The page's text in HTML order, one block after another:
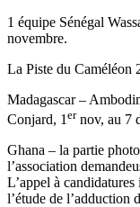
1 équipe Sénégal
novembre.
La Piste du Caméléon
Madagascar –
Conjard, 1 ernov, au 7
Ghana – la partie
l’association
L’appel à
l’étude de l’adduction